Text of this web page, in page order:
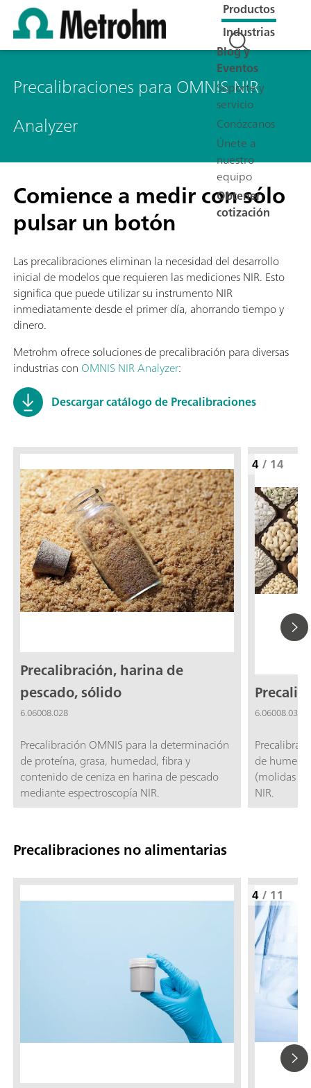
Productos
Industrias
Blog y
Eventos
Soporte y
servicio
Conózcanos
Únete a
nuestro
equipo
Obtener
cotización
Precalibraciones para OMNIS NIR
Analyzer
Comience a medir con sólo
pulsar un botón
Las precalibraciones eliminan la necesidad del desarrollo
inicial de modelos que requieren las mediciones NIR. Esto
significa que puede utilizar su instrumento NIR
inmediatamente desde el primer día, ahorrando tiempo y
dinero.
Metrohm ofrece soluciones de precalibración para diversas
industrias con OMNIS NIR Analyzer:
Descargar catálogo de Precalibraciones
Precalibración, harina de
pescado, sólido
6.06008.028
Precalibración OMNIS para la determinación
de proteína, grasa, humedad, fibra y
contenido de ceniza en harina de pescado
mediante espectroscopía NIR.
6.06008.030
de
(molidas y
NIR.
4/ 14
Precalibraciones no alimentarias
4/ 11